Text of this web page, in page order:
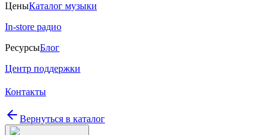
ЦеныКаталог музыки
In-store радио
РесурсыБлог
Центр поддержки
Контакты
Вернуться в каталог